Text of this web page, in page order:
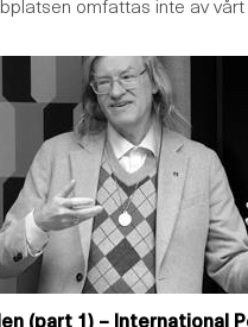
(part 1) – International